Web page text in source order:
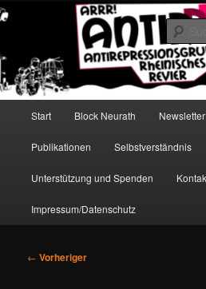
Zum
primären
springenAntiRRR
Antirepressionsgruppe Rheinisches
Start Block Neurath Newsletter
Publikationen Selbstverständnis
Unterstützung und Spenden
Impressum/Datenschutz
Beitragsnavigation
← Vorheriger